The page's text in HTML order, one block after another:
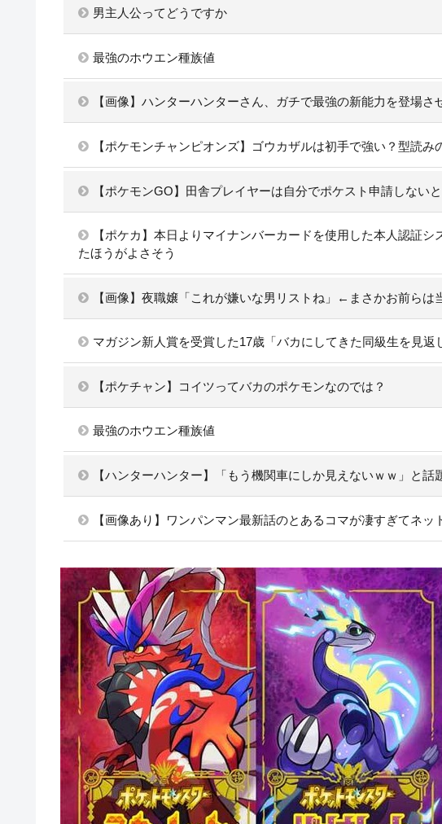
男主人公ってどうですか
最強のホウエン種族値
【画像】ハンターハンターさん、ガチで最強の新能力を登場さ
【ポケモンチャンピオンズ】ゴウカザルは初手で強い？型読み
【ポケモンGO】田舎プレイヤーは自分でポケスト申請しないと
【ポケカ】本日よりマイナンバーカードを使用した本人認証
たほうがよさそう
【画像】夜職嬢「これが嫌いな男リストね」←まさかお前らは
マガジン新人賞を受賞した17歳「バカにしてきた同級生を見
【ポケチャン】コイツってバカのポケモンなのでは？
最強のホウエン種族値
【ハンターハンター】「もう機関車にしか見えないｗｗ」と
【画像あり】ワンパンマン最新話のとあるコマが凄すぎてネ